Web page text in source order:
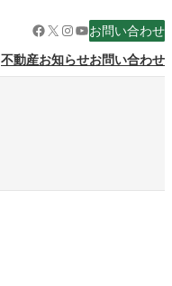
Facebook
X Instagram
YouTube
お問い合わせ
不動産お知らせお問い合わせ